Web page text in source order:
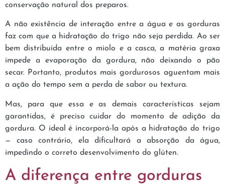
conservação natural dos preparos.
A não existência de interação entre a água e as gorduras
faz com que a hidratação do trigo não seja perdida. Ao ser
bem distribuída entre o miolo e a casca, a matéria graxa
impede a evaporação da gordura, não deixando o pão
secar. Portanto, produtos mais gordurosos aguentam mais
a ação do tempo sem a perda de sabor ou textura.
Mas, para que essa e as demais características sejam
garantidas, é preciso cuidar do momento de adição da
gordura. O ideal é incorporá-la após a hidratação do trigo
— caso contrário, ela dificultará a absorção da água,
impedindo o correto desenvolvimento do glúten.
A diferença entre gorduras